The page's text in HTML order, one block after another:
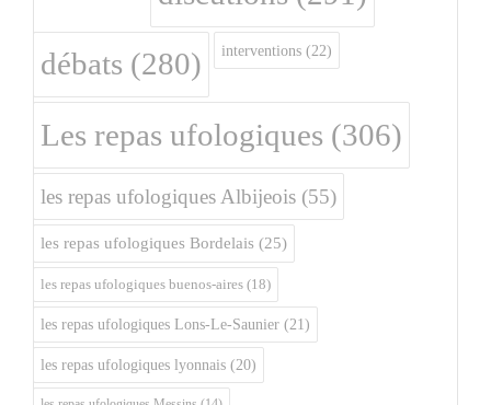
débats (280) interventions (22)
Les repas ufologiques (306)
les repas ufologiques Albijeois (55)
les repas ufologiques Bordelais (25)
les repas ufologiques buenos-aires (18)
les repas ufologiques Lons-Le-Saunier (21)
les repas ufologiques lyonnais (20)